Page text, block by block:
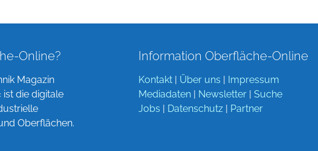
Online?
Magazin
ist die digitale
Oberflächen.
Information Oberfläche-Online
Kontakt Über uns
Impressum
Mediadaten
Newsletter
Suche
Jobs
Datenschutz Partner